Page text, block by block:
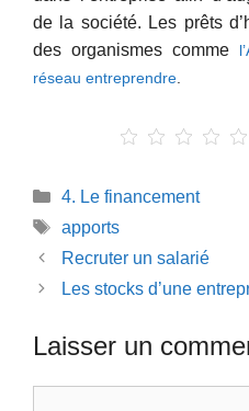
de la société. Les prêts
des organismes comme
réseau entreprendre.
Catégories
4. Le financement
Étiquettes
apports
Recruter un salarié
Les stocks d’une
Laisser un